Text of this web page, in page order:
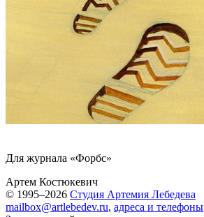
Для журнала «Форбс»
Артем Костюкевич
© 1995–2026 Студия Артемия Лебедева
mailbox@artlebedev.ru, адреса и телефоны